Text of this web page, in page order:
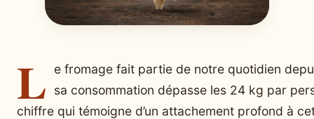
L
e fromage fait partie de notre quotidien
sa consommation dépasse les 24 kg par
chiffre qui témoigne d’un attachement profond à